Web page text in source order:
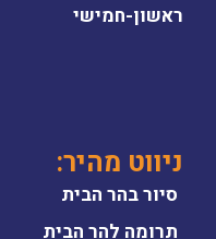
ראשון-חמישי
ניווט מהיר:
סיור בהר הבית
תרומה להר הבית